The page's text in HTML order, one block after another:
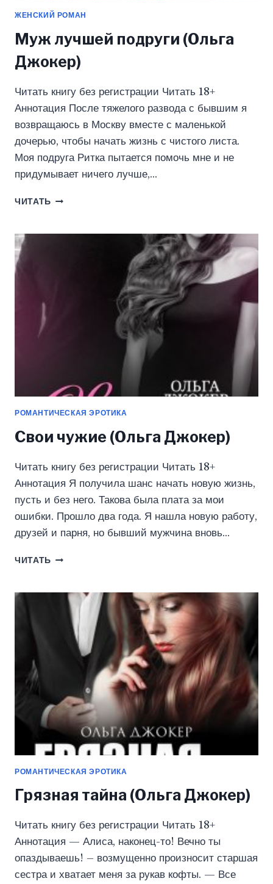
ЖЕНСКИЙ РОМАН
Муж лучшей подруги (Ольга
Джокер)
Читать книгу без регистрации Читать 18+
Аннотация После тяжелого развода с бывшим я
возвращаюсь в Москву вместе с маленькой
дочерью, чтобы начать жизнь с чистого листа.
Моя подруга Ритка пытается помочь мне и не
придумывает ничего лучше,…
ЧИТАТЬ МУЖ
РОМАНТИЧЕСКАЯ ЭРОТИКА
Свои чужие (Ольга Джокер)
Читать книгу без регистрации Читать 18+
Аннотация Я получила шанс начать новую жизнь,
пусть и без него. Такова была плата за мои
ошибки. Прошло два года. Я нашла новую работу,
друзей и парня, но бывший мужчина вновь…
ЧИТАТЬ СВОИ
ДЖОКЕР)
РОМАНТИЧЕСКАЯ ЭРОТИКА
Грязная тайна (Ольга Джокер)
Читать книгу без регистрации Читать 18+
Аннотация — Алиса, наконец-то! Вечно ты
опаздываешь! – возмущенно произносит старшая
сестра и хватает меня за рукав кофты. — Все